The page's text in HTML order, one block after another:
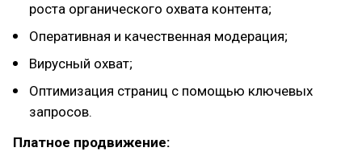
роста органического охвата контента;
Оперативная и качественная модерация;
Вирусный охват;
Оптимизация страниц с помощью ключевых
запросов.
Платное продвижение: